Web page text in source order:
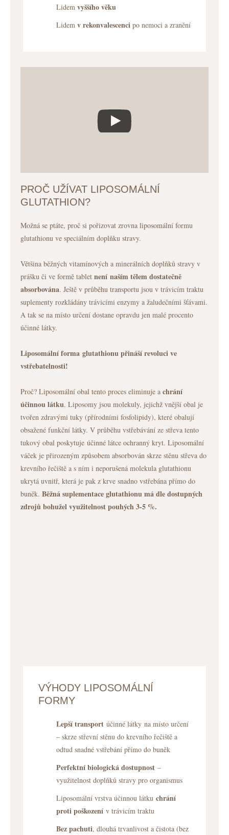
Lidem vyššího věku
Lidem v rekonvalescenci po nemoci a zranění
PROČ UŽÍVAT LIPOSOMÁLNÍ
GLUTATHION?
Možná se ptáte, proč si pořizovat zrovna liposomální formu
glutathionu ve speciálním doplňku stravy.
Většina běžných vitamínových a minerálních doplňků stravy v
prášku či ve formě tablet není naším tělem dostatečně
absorbována. Ještě v průběhu transportu jsou v trávicím traktu
suplementy rozkládány trávicími enzymy a žaludečními šťávami.
A tak se na místo určení dostane opravdu jen malé procento
účinné látky.
Liposomální forma glutathionupřináší revoluci ve
vstřebatelnosti!
Proč? Liposomální obal tento proces eliminuje a chrání
účinnou látku. Liposomy jsou molekuly, jejichž vnější obal je
tvořen zdravými tuky (přírodními fosfolipidy), které obalují
obsažené funkční látky. V průběhu vstřebávání ze střeva tento
tukový obal poskytuje účinné látce ochranný kryt. Liposomální
váček je přirozeným způsobem absorbován skrze stěnu střeva do
krevního řečiště a s ním i neporušená molekula glutathionu
ukrytá uvnitř, která je pak z krve snadno vstřebána přímo do
buněk. Běžná suplementace glutathionu má dle dostupných
zdrojů bohužel využitelnost pouhých 3-5 %.
VÝHODY LIPOSOMÁLNÍ
FORMY
Lepší transport účinné látky na místo určení
– skrze střevní stěnu do krevního řečiště a
odtud snadné vstřebání přímo do buněk
Perfektní biologická dostupnost –
využitelnost doplňků stravy pro organismus
Liposomální vrstva účinnou látku chrání
proti poškození v trávicím traktu
Bez pachuti, dlouhá trvanlivost a čistota (bez